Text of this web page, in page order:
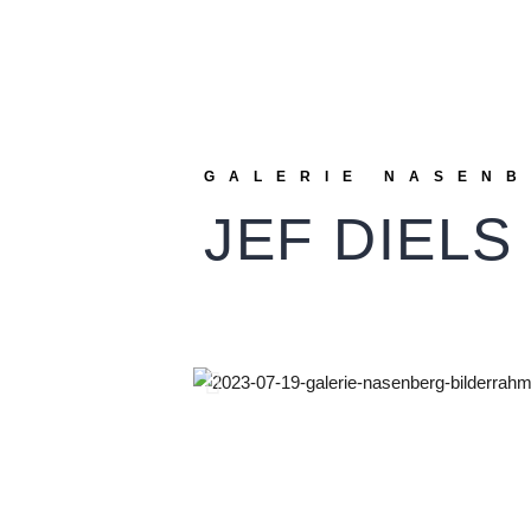
GALERIE
JEF DIELS